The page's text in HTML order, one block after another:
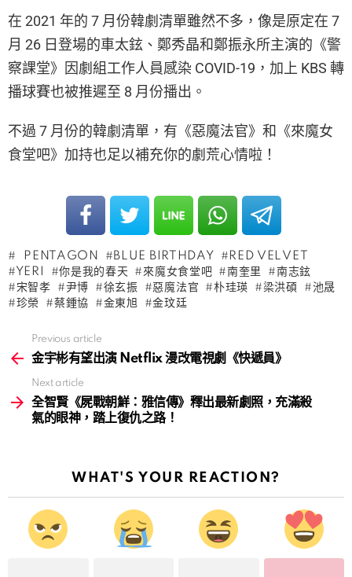
在 2021 年的 7 月份韓劇清單雖然不多，像是原定在 7
月 26 日登場的車太鉉、鄭秀晶和鄭振永所主演的《警
察課堂》因劇組工作人員感染 COVID-19，加上 KBS 轉
播球賽也被推遲至 8 月份播出。
不過 7 月份的韓劇清單，有《惡魔法官》和《來魔女
食堂吧》加持也足以補充你的劇荒心情啦！
PENTAGON BLUE BIRTHDAY
RED VELVET
YERI
你是我的春天 來魔女食堂吧 南奎里
南志鉉
宋智孝
尹博 徐玄振 惡魔法官 朴珪瑛 梁洪碩
池晟
珍榮
蔡鍾協 金東旭 金玟廷
more
Previous article
金宇彬有望出演 Netflix 漫改電視劇《快遞員》
Next article
全智賢《屍戰朝鮮：雅信傳》釋出最新劇照，充滿殺
氣的眼神，踏上復仇之路！
WHAT'S YOUR REACTION?